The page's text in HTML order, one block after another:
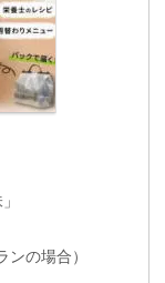
の場合）